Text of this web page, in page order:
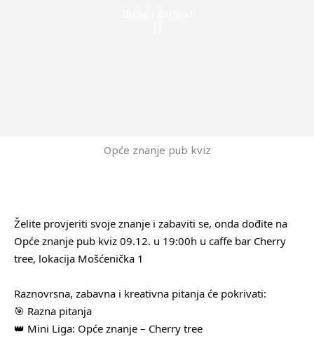
Opće znanje pub kviz
Želite provjeriti svoje znanje i zabaviti se, onda dođite na
Opće znanje pub kviz 09.12. u 19:00h u caffe bar Cherry
tree, lokacija Mošćenička 1
Raznovrsna, zabavna i kreativna pitanja će pokrivati:
🎯 Razna pitanja
👑 Mini Liga: Opće znanje – Cherry tree